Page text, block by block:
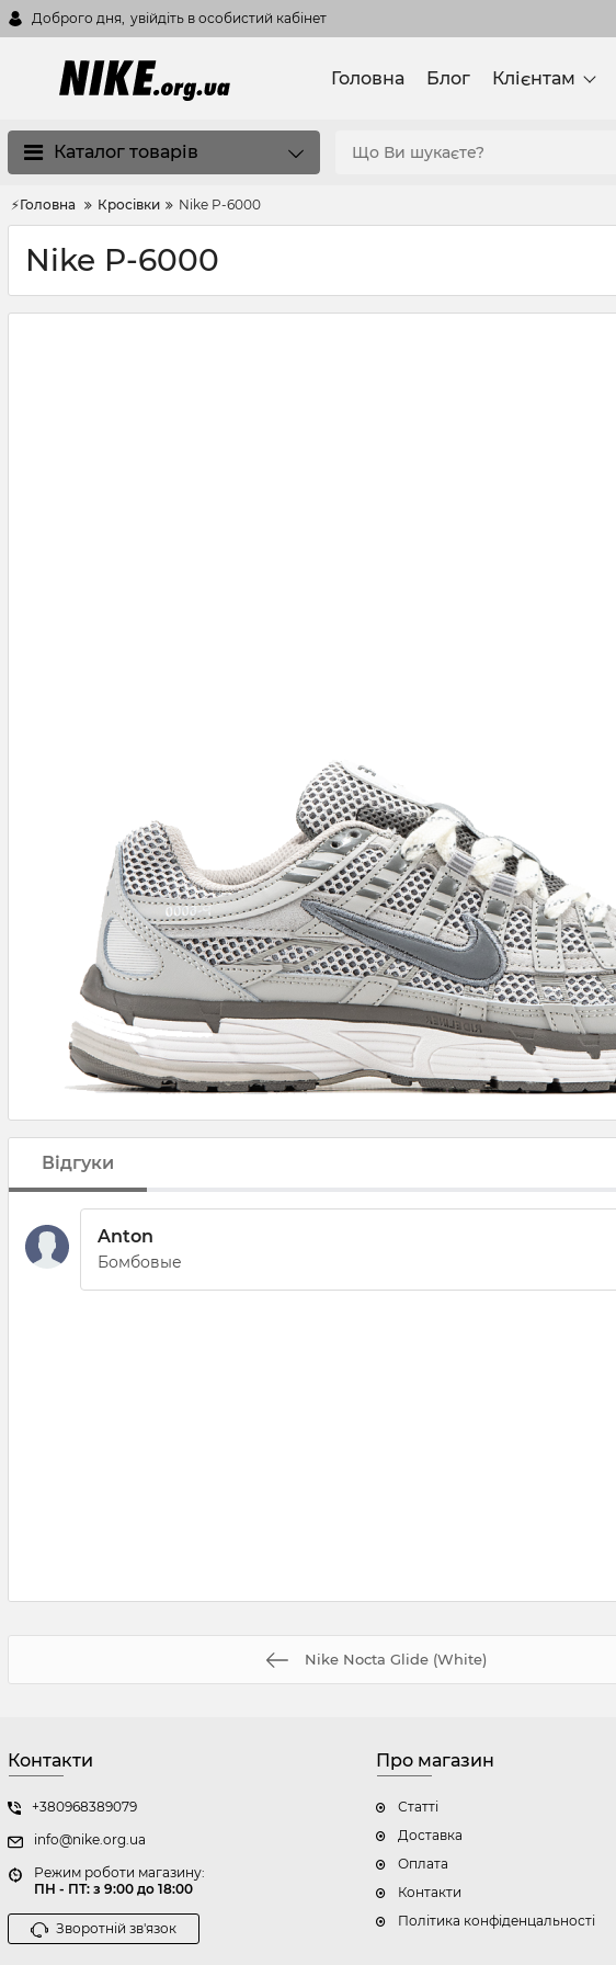
Доброго дня, увійдіть в особистий кабінет
Головна Блог Клієнтам
Каталог товарів
⚡Головна Кросівки Nike P-6000
Nike P-6000
Відгуки
Anton
Бомбовые
Nike Nocta Glide (White)
Контакти
+380968389079
info@nike.org.ua
Режим роботи магазину:
ПН - ПТ: з 9:00 до 18:00
Зворотній зв'язок
Про магазин
Статті
Доставка
Оплата
Контакти
Політика конфіденцальності